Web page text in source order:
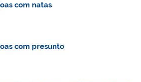
com natas
com presunto